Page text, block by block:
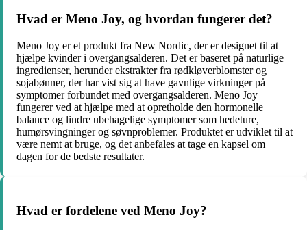
Hvad er Meno Joy, og hvordan fungerer det?
Meno Joy er et produkt fra New Nordic, der er designet til at
hjælpe kvinder i overgangsalderen. Det er baseret på naturlige
ingredienser, herunder ekstrakter fra rødkløverblomster og
sojabønner, der har vist sig at have gavnlige virkninger på
symptomer forbundet med overgangsalderen. Meno Joy
fungerer ved at hjælpe med at opretholde den hormonelle
balance og lindre ubehagelige symptomer som hedeture,
humørsvingninger og søvnproblemer. Produktet er udviklet til at
være nemt at bruge, og det anbefales at tage en kapsel om
dagen for de bedste resultater.
Hvad er fordelene ved Meno Joy?